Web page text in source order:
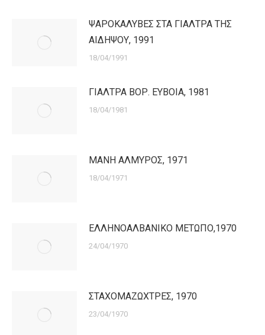
ΨΑΡΟΚΑΛΥΒΕΣ ΣΤΑ ΓΙΑΛΤΡΑ ΤΗΣ
ΑΙΔΗΨΟΥ, 1991
18/04/1991
ΓΙΑΛΤΡΑ ΒΟΡ. ΕΥΒΟΙΑ, 1981
18/04/1981
ΜΑΝΗ ΑΛΜΥΡΟΣ, 1971
18/04/1971
ΕΛΛΗΝΟΑΛΒΑΝΙΚΟ ΜΕΤΩΠΟ,1970
24/04/1970
ΣΤΑΧΟΜΑΖΩΧΤΡΕΣ, 1970
23/04/1970